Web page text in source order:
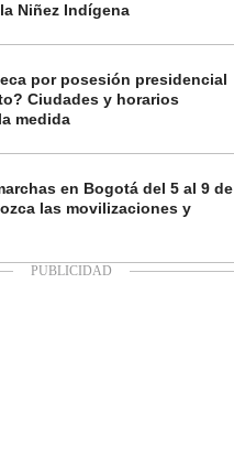
Niñez Indígena
por posesión presidencial
Ciudades y horarios
medida
en Bogotá del 5 al 9 de
las movilizaciones y